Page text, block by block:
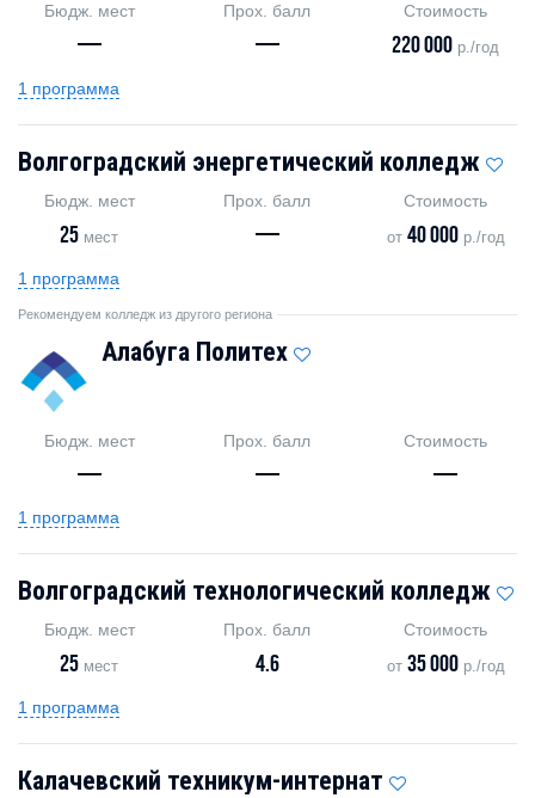
Бюдж. мест
—
Прох. балл
—
Стоимость
220 000 р./год
1 программа
Волгоградский энергетический колледж
Бюдж. мест
25 мест
Прох. балл
—
Стоимость
от 40 000р./год
1 программа
Рекомендуем колледж из другого региона
Алабуга Политех
Бюдж. мест
—
Прох. балл
—
Стоимость
—
1 программа
Волгоградский технологический колледж
Бюдж. мест
25 мест
Прох. балл
4.6
Стоимость
от 35 000р./год
1 программа
Калачевский техникум-интернат